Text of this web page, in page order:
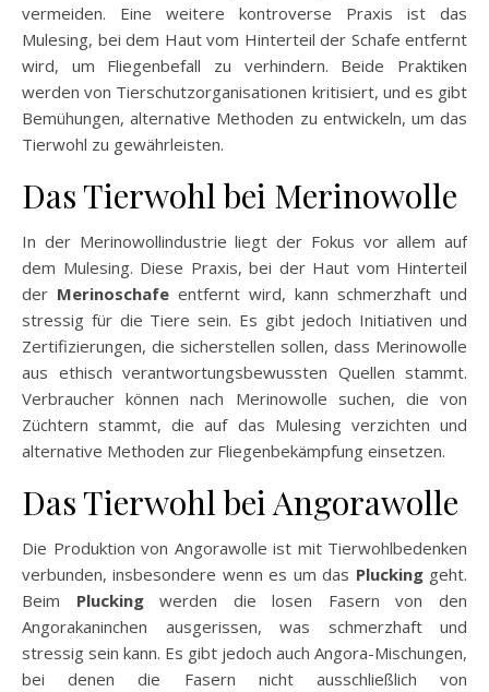
vermeiden. Eine weitere kontroverse Praxis ist das
Mulesing, bei dem Haut vom Hinterteil der Schafe entfernt
wird, um Fliegenbefall zu verhindern. Beide Praktiken
werden von Tierschutzorganisationen kritisiert, und es gibt
Bemühungen, alternative Methoden zu entwickeln, um das
Tierwohl zu gewährleisten.
Das Tierwohl bei Merinowolle
In der Merinowollindustrie liegt der Fokus vor allem auf
dem Mulesing. Diese Praxis, bei der Haut vom Hinterteil
der Merinoschafe entfernt wird, kann schmerzhaft und
stressig für die Tiere sein. Es gibt jedoch Initiativen und
Zertifizierungen, die sicherstellen sollen, dass Merinowolle
aus ethisch verantwortungsbewussten Quellen stammt.
Verbraucher können nach Merinowolle suchen, die von
Züchtern stammt, die auf das Mulesing verzichten und
alternative Methoden zur Fliegenbekämpfung einsetzen.
Das Tierwohl bei Angorawolle
Die Produktion von Angorawolle ist mit Tierwohlbedenken
verbunden, insbesondere wenn es um das Pluckinggeht.
Beim Pluckingwerden die losen Fasern von den
Angorakaninchen ausgerissen, was schmerzhaft und
stressig sein kann. Es gibt jedoch auch Angora-Mischungen,
bei denen die Fasern nicht ausschließlich von